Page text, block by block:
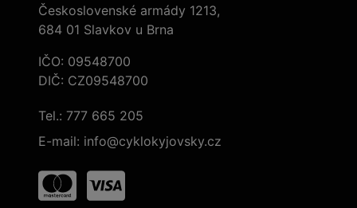
Československé armády 1213,
684 01 Slavkov u Brna
IČO: 09548700
DIČ: CZ09548700
Tel.: 777 665 205
E-mail: info@cyklokyjovsky.cz